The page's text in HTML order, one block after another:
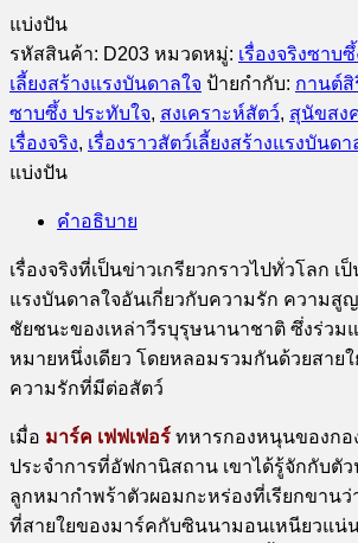
ผู้
ลี้
สี่
ขา
จาก
ภู
อัฟ
กัน
ชิ้น
แบ่งปัน
รหัสสินค้า: D203 หมวดหมู่: เรื่องจริงซาบซึ้
เลี้ยงสร้างแรงบันดาลใจ ป้ายกำกับ: กานต์
ซาบซึ้ง ประทับใจ, สงเคราะห์สัตว์, สุนัขสง
เรื่องจริง, เรื่องราวสัตว์เลี้ยงสร้างแรงบันดา
แบ่งปัน
คำอธิบาย
เรื่องจริงที่เป็นข่าวเกรียวกราวไปทั่วโลก เ
แรงบันดาลใจอันเกี่ยวกับความรัก ความสู
ชัยชนะของเหล่าวีรบุรุษนานาชาติ ซึ่งร่วม
หมายหนึ่งเดียว โดยหลอมรวมกันด้วยสาย
ความรักที่มีต่อสัตว์
เมื่อ มาร์ค เฟฟเฟอร์ ทหารกองหนุนของกอ
ประจำการที่อัฟกานิสถาน เขาได้รู้จักกับตั
ลูกหมากำพร้าตัวผอมกะหร่องที่เรียกขานว่
ที่สายใยของมาร์คกับซินนามอนเหนียวแน่